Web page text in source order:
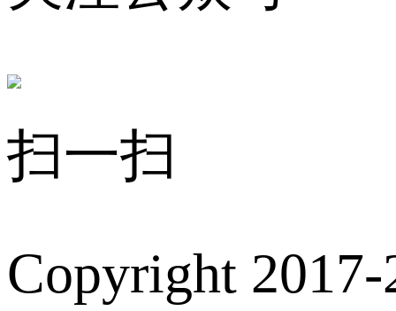
扫一扫
Copyright